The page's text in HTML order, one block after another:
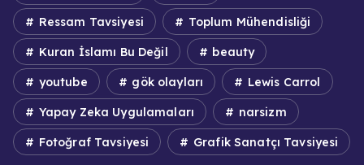
Ressam Tavsiyesi Toplum Mühendisliği
Kuran İslamı Bu Değil beauty
youtube gök olayları Lewis Carrol
Yapay Zeka Uygulamaları narsizm
Fotoğraf Tavsiyesi Grafik Sanatçı Tavsiyesi